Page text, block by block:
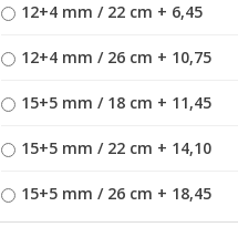
12+4 mm / 22 cm + 6,45
12+4 mm / 26 cm + 10,75
15+5 mm / 18 cm + 11,45
15+5 mm / 22 cm + 14,10
15+5 mm / 26 cm + 18,45